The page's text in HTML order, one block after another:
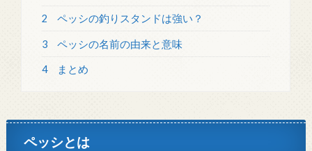
2 ペッシの釣りスタンドは強い？
3 ペッシの名前の由来と意味
4 まとめ
ペッシとは